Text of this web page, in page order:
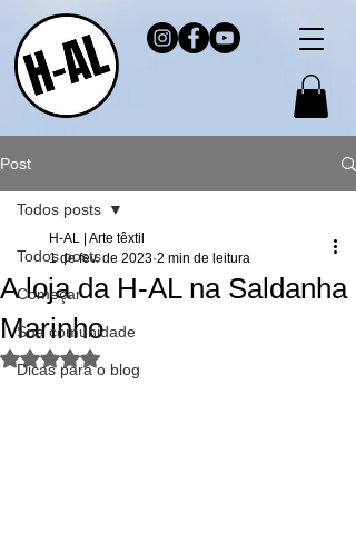
Post
Todos posts
Começar
Sua comunidade
Dicas para o blog
Todos posts
A loja da H-AL na Saldanha
Marinho
H-AL | Arte têxtil
1 de fev. de 2023 2 min de leitura
Avaliado com NaN de 5 estrelas.